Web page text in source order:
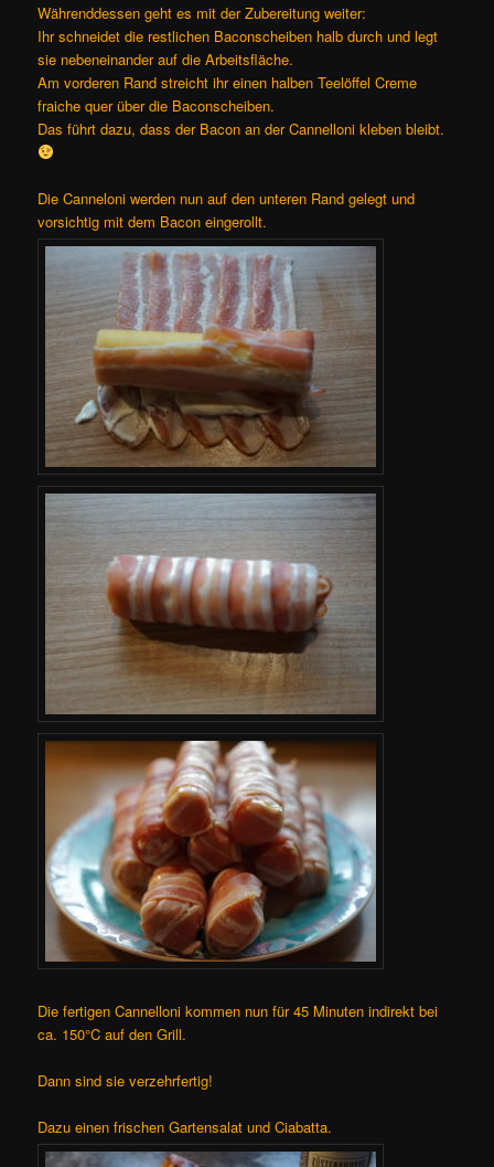
Währenddessen geht es mit der Zubereitung weiter:
Ihr schneidet die restlichen Baconscheiben halb durch und legt
sie nebeneinander auf die Arbeitsfläche.
Am vorderen Rand streicht ihr einen halben Teelöffel Creme
fraiche quer über die Baconscheiben.
Das führt dazu, dass der Bacon an der Cannelloni kleben bleibt.
Die Canneloni werden nun auf den unteren Rand gelegt und
vorsichtig mit dem Bacon eingerollt.
Die fertigen Cannelloni kommen nun für 45 Minuten indirekt bei
ca. 150°C auf den Grill.
Dann sind sie verzehrfertig!
Dazu einen frischen Gartensalat und Ciabatta.